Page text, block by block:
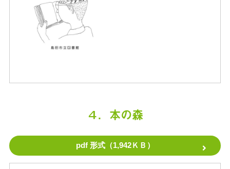
４．本の森
pdf 形式（1,942ＫＢ）